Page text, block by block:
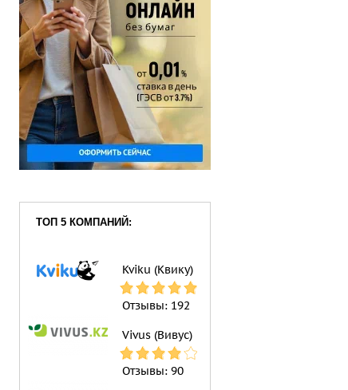
ТОП 5 КОМПАНИЙ:
Kviku (Квику)
Отзывы: 192
Vivus (Вивус)
Отзывы: 90